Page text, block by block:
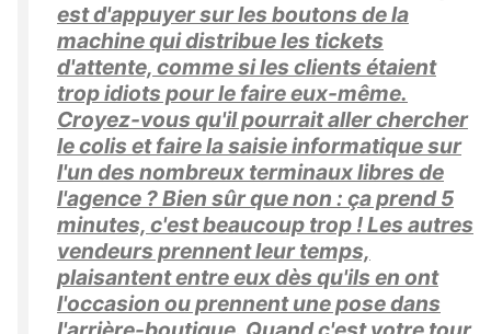
est d'appuyer sur les boutons de la
machine qui distribue les tickets
d'attente, comme si les clients étaient
trop idiots pour le faire eux-même.
Croyez-vous qu'il pourrait aller chercher
le colis et faire la saisie informatique sur
l'un des nombreux terminaux libres de
l'agence ? Bien sûr que non : ça prend 5
minutes, c'est beaucoup trop ! Les autres
vendeurs prennent leur temps,
plaisantent entre eux dès qu'ils en ont
l'occasion ou prennent une pose dans